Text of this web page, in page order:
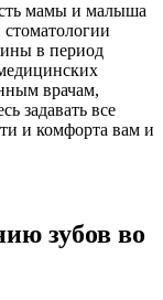
мамы и малыша
в период
врачам,
задавать все
и комфорта вам и
зубов во